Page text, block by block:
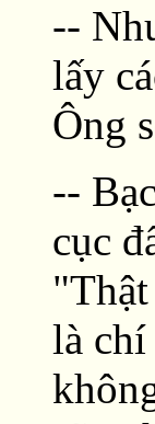
--
lấy
Ông
--
cục
là chí